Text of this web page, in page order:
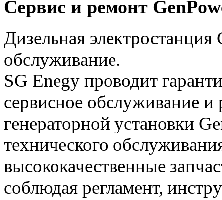
Сервис и ремонт
Дизельная
обслуживание.
SG Enegy проводит
сервисное обслуживание
генераторной установки
технического
высококачественные
соблюдая регламент,